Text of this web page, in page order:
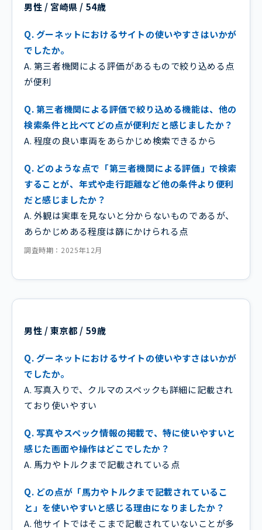
男性 / 宮崎県 / 54歳
Q. グーネットにおけるサイトの使いやすさはいかが
でしたか。
A. 第三者機関による評価があるもので絞り込める点
が便利
Q. 第三者機関による評価で絞り込める機能は、他の
検索条件と比べてどの点が便利だと感じましたか？
A. 程度の良い車両をあらかじめ検索できるから
Q. どのような点で「第三者機関による評価」で検索
することが、年式や走行距離など他の条件より便利
だと感じましたか？
A. 外観は実車を見ないと分からないものであるが、
あらかじめある程度は篩にかけられる点
調査時期：2025年12月
男性 / 東京都 / 59歳
Q. グーネットにおけるサイトの使いやすさはいかが
でしたか。
A. 写真入りで、クルマのスペックも詳細に記載され
ており使いやすい
Q. 写真やスペック情報の掲載で、特に使いやすいと
感じた画面や操作はどこでしたか？
A. 馬力やトルクまで記載されている点
Q. どの点が「馬力やトルクまで記載されているこ
と」を使いやすいと感じる理由になりましたか？
A. 他サイトではそこまで記載されていないことが多